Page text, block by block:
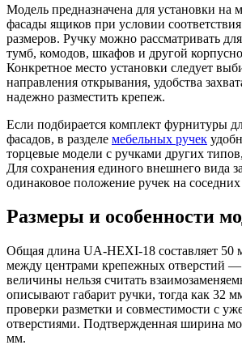
Модель предназначена для установки на
фасады ящиков при условии
размеров. Ручку можно рассматривать
тумб, комодов, шкафов и другой
Конкретное место установки следует
направления открывания, удобства
надежно разместить крепеж.
Если подбирается комплект фурнитуры
фасадов, в разделе мебельных ручек
торцевые модели с ручками других
Для сохранения единого внешнего вида
одинаковое положение ручек на
Размеры и особенности
Общая длина UA-HEXI-18 составляет 50
между центрами крепежных отверстий
величины нельзя считать
описывают габарит ручки, тогда как 32
проверки разметки и совместимости с
отверстиями. Подтвержденная ширина
мм.